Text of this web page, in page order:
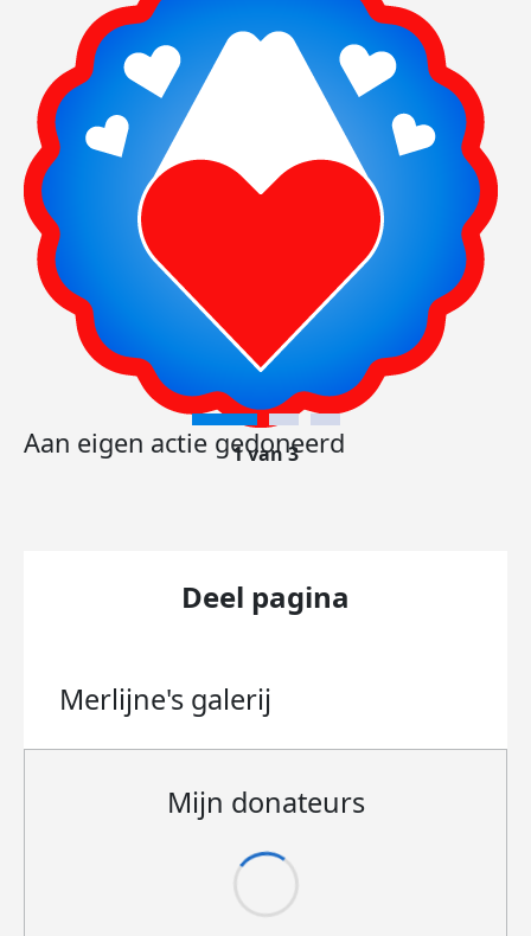
Aan eigen actie gedoneerd
1 van 3
Deel pagina
Merlijne's galerij
Mijn donateurs